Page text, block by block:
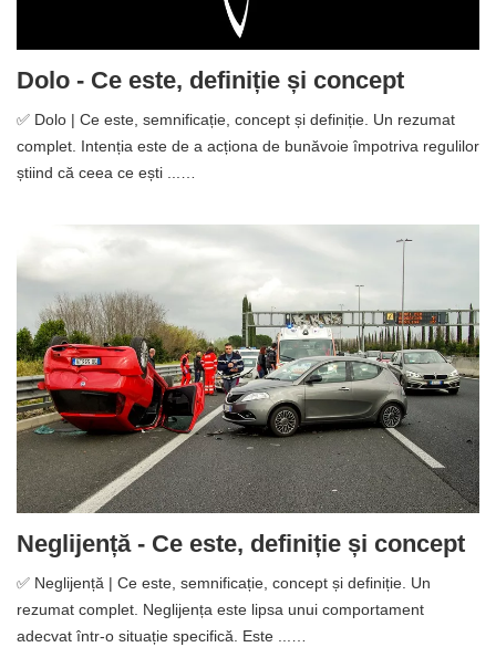
Dolo - Ce este, definiție și concept
✅ Dolo | Ce este, semnificație, concept și definiție. Un rezumat
complet. Intenția este de a acționa de bunăvoie împotriva regulilor
știind că ceea ce ești ...…
Neglijență - Ce este, definiție și concept
✅ Neglijență | Ce este, semnificație, concept și definiție. Un
rezumat complet. Neglijența este lipsa unui comportament
adecvat într-o situație specifică. Este ...…